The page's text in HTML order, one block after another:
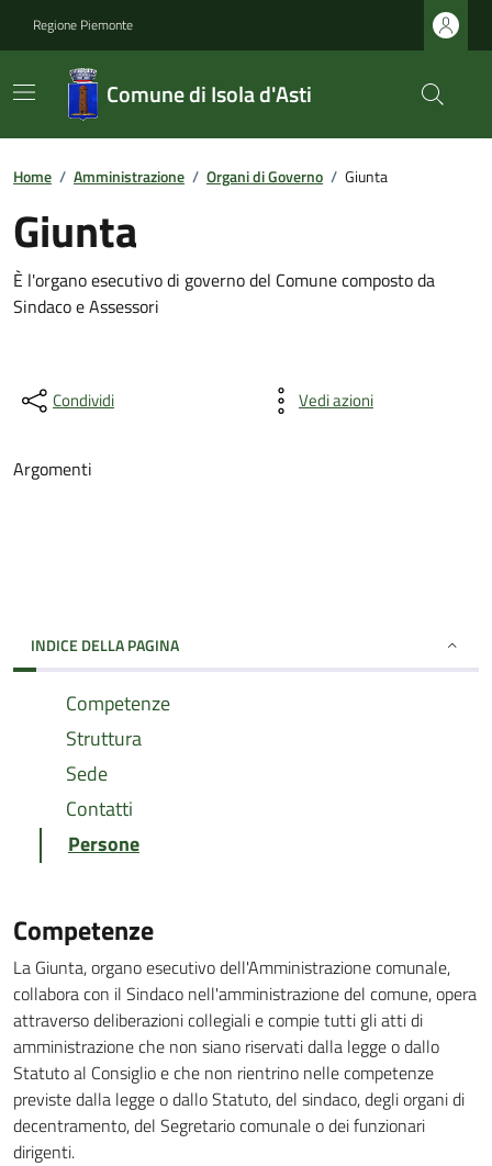
Regione Piemonte
Comune di Isola d'Asti
Home / Amministrazione / Organi di Governo / Giunta
Giunta
È l'organo esecutivo di governo del Comune composto da
Sindaco e Assessori
Condividi Vedi azioni
Argomenti
INDICE DELLA PAGINA
Competenze
Struttura
Sede
Contatti
Persone
Competenze
La Giunta, organo esecutivo dell'Amministrazione comunale,
collabora con il Sindaco nell'amministrazione del comune, opera
attraverso deliberazioni collegiali e compie tutti gli atti di
amministrazione che non siano riservati dalla legge o dallo
Statuto al Consiglio e che non rientrino nelle competenze
previste dalla legge o dallo Statuto, del sindaco, degli organi di
decentramento, del Segretario comunale o dei funzionari
dirigenti.